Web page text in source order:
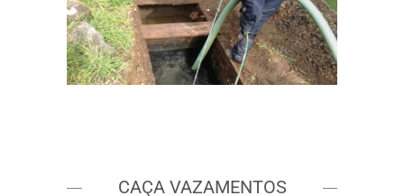
CAÇA VAZAMENTOS